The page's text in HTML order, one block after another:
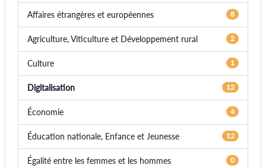
Affaires étrangères et européennes 8
Agriculture, Viticulture et Développement rural 2
Culture 1
Digitalisation 12
Économie 4
Éducation nationale, Enfance et Jeunesse 12
Égalité entre les femmes et les hommes 0